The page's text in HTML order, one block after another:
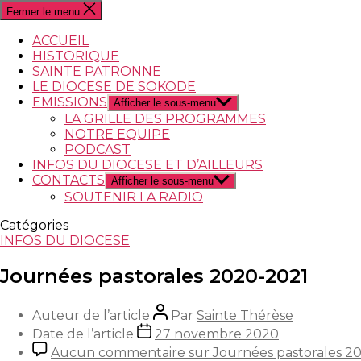
Fermer le menu
ACCUEIL
HISTORIQUE
SAINTE PATRONNE
LE DIOCESE DE SOKODE
EMISSIONS Afficher le sous-menu
LA GRILLE DES PROGRAMMES
NOTRE EQUIPE
PODCAST
INFOS DU DIOCESE ET D’AILLEURS
CONTACTS Afficher le sous-menu
SOUTENIR LA RADIO
Catégories
INFOS DU DIOCESE
Journées pastorales 2020-2021
Auteur de l’article Par Sainte Thérèse
Date de l’article
27 novembre 2020
Aucun commentaire sur Journées pastorales